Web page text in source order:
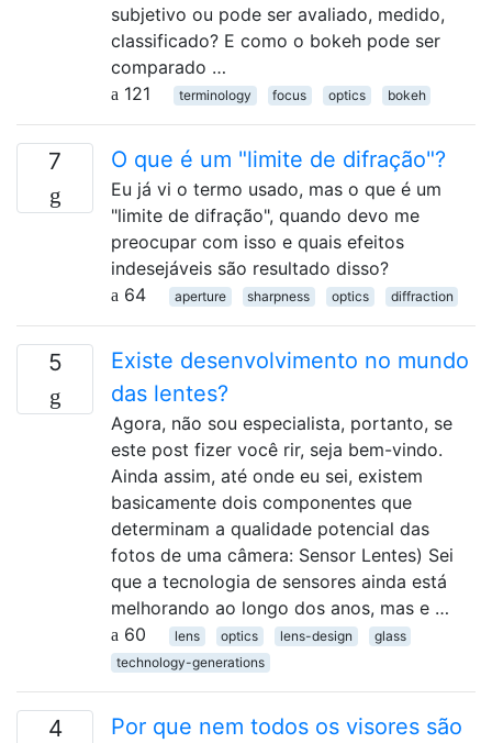
subjetivo ou pode ser avaliado, medido,
classificado? E como o bokeh pode ser
comparado …
121
terminology focus optics bokeh
7 O que é um "limite de difração"?
Eu já vi o termo usado, mas o que é um
"limite de difração", quando devo me
preocupar com isso e quais efeitos
indesejáveis ​​são resultado disso?
64
aperture sharpness optics diffraction
5
Existe desenvolvimento no mundo
das lentes?
Agora, não sou especialista, portanto, se
este post fizer você rir, seja bem-vindo.
Ainda assim, até onde eu sei, existem
basicamente dois componentes que
determinam a qualidade potencial das
fotos de uma câmera: Sensor Lentes) Sei
que a tecnologia de sensores ainda está
melhorando ao longo dos anos, mas e …
60
lens optics lens-design
glass
technology-generations
4
Por que nem todos os visores são